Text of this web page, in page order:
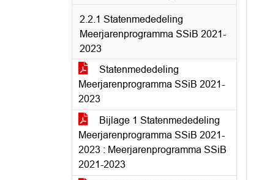
2.2.1 Statenmededeling
Meerjarenprogramma SSiB 2021-
2023
Statenmededeling
Meerjarenprogramma SSiB 2021-
2023
Bijlage 1 Statenmededeling
Meerjarenprogramma SSiB 2021-
2023 : Meerjarenprogramma SSiB
2021-2023